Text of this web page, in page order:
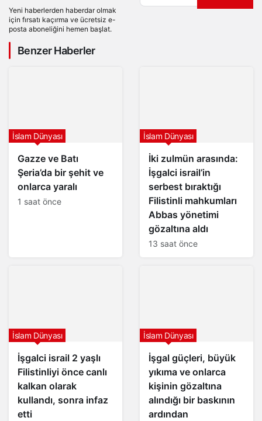
Yeni haberlerden haberdar olmak
için fırsatı kaçırma ve ücretsiz e-
posta aboneliğini hemen başlat.
Benzer Haberler
Gazze ve Batı
Şeria’da bir şehit ve
onlarca yaralı
İslam Dünyası
1 saat önce
İki zulmün arasında:
İşgalci israil’in
serbest bıraktığı
Filistinli mahkumları
Abbas yönetimi
gözaltına aldı
İslam Dünyası
13 saat önce
İşgalci israil 2 yaşlı
Filistinliyi önce canlı
kalkan olarak
kullandı, sonra infaz
etti
İslam Dünyası
İşgal güçleri, büyük
yıkıma ve onlarca
kişinin gözaltına
alındığı bir baskının
ardından
İslam Dünyası